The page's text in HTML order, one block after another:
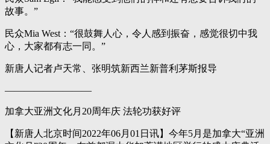
故事。”
民众Mia West：“很鼓舞人心，令人感到振奋，感觉很切中我
心，大家都有志一同。”
新唐人记者卢天常、张明筑新西兰新普利茅斯报导
—————————
加拿大亚洲文化月20周年庆 法轮功获好评
【新唐人北京时间2022年06月01日讯】今年5月是加拿大“亚洲